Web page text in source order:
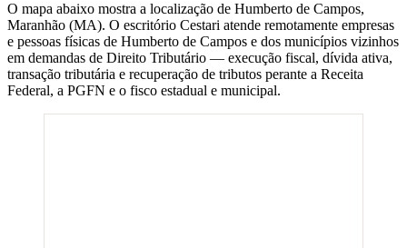
O mapa abaixo mostra a localização de Humberto de Campos,
Maranhão (MA). O escritório Cestari atende remotamente empresas
e pessoas físicas de Humberto de Campos e dos municípios vizinhos
em demandas de Direito Tributário — execução fiscal, dívida ativa,
transação tributária e recuperação de tributos perante a Receita
Federal, a PGFN e o fisco estadual e municipal.